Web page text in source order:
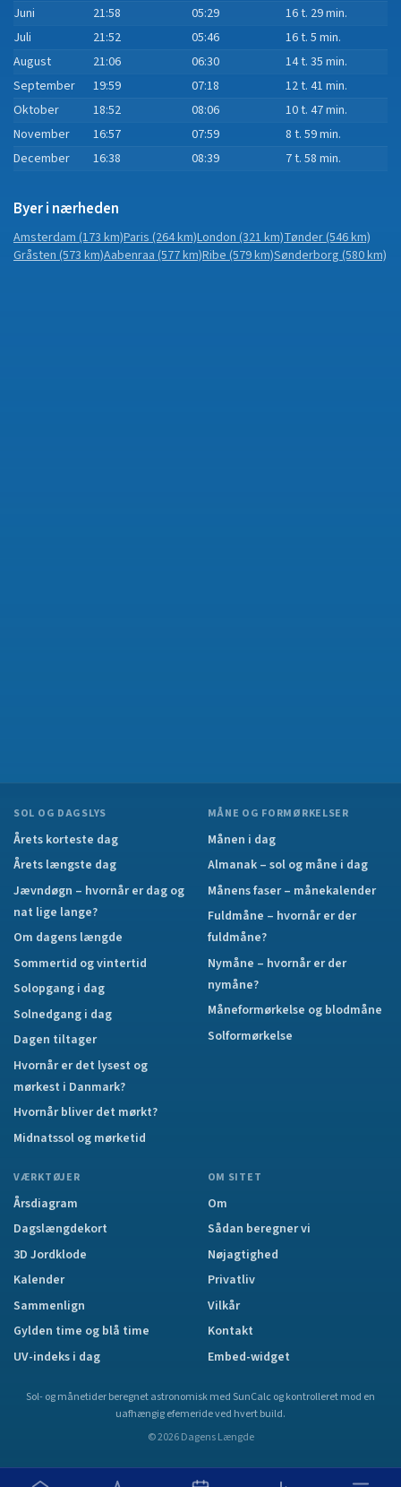
Juni
21:58 05:29
16 t. 29 min.
Juli
21:52 05:46
16 t. 5 min.
August
21:06 06:30
14 t. 35 min.
September
19:59 07:18
12 t. 41 min.
Oktober
18:52 08:06
10 t. 47 min.
November
16:57 07:59
8 t. 59 min.
December
16:38 08:39 7 t. 58 min.
Byer i nærheden
Amsterdam(173 km)Paris(264 km)London(321 km)Tønder(546 km)
Gråsten(573 km)Aabenraa(577 km)Ribe(579 km)Sønderborg(580 km)
SOL OG DAGSLYS
Årets korteste dag
Årets længste dag
Jævndøgn – hvornår er dag og
nat lige lange?
Om dagens længde
Sommertid og vintertid
Solopgang i dag
Solnedgang i dag
Dagen tiltager
Hvornår er det lysest og
mørkest i Danmark?
Hvornår bliver det mørkt?
Midnatssol og mørketid
MÅNE OG FORMØRKELSER
Månen i dag
Almanak – sol og måne i dag
Månens faser – månekalender
Fuldmåne – hvornår er der
fuldmåne?
Nymåne – hvornår er der
nymåne?
Måneformørkelse og blodmåne
Solformørkelse
VÆRKTØJER
Årsdiagram
Dagslængdekort
3D Jordklode
Kalender
Sammenlign
Gylden time og blå time
UV-indeks i dag
OM SITET
Om
Sådan beregner vi
Nøjagtighed
Privatliv
Vilkår
Kontakt
Embed-widget
Sol- og månetider beregnet astronomisk med SunCalc og kontrolleret mod en
uafhængig efemeride ved hvert build.
©2026 Dagens Længde